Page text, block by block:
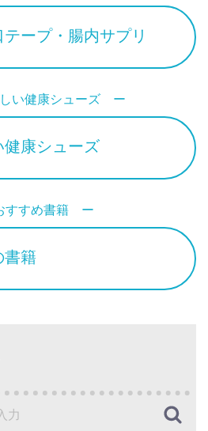
ープ・腸内サプリ
い健康シューズ ー
健康シューズ
すめ書籍 ー
書籍